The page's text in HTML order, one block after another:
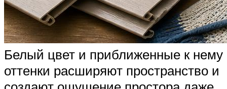
Белый цвет и приближенные к нему
оттенки расширяют пространство и